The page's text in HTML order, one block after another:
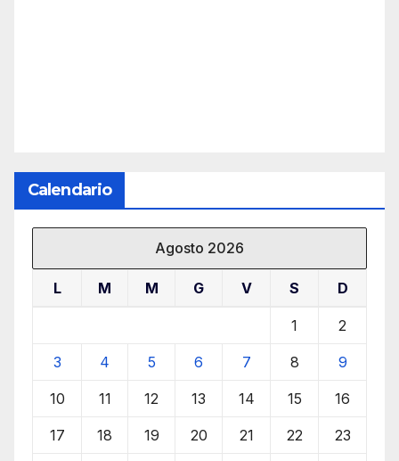
Calendario
Agosto 2026
L M M G V S D
1 2
3 4 5 6 7 8 9
10 11 12 13 14 15 16
17 18 19 20 21 22 23